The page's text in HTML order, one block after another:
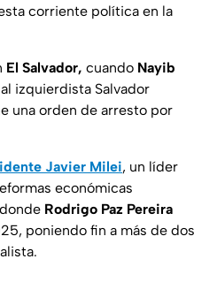
corriente política en la
El Salvador, cuando Nayib
izquierdista Salvador
una orden de arresto por
Javier Milei, un líder
económicas
Rodrigo Paz Pereira
poniendo fin a más de dos